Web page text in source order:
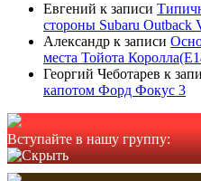
Евгений к записи
стороны Subaru Outback
Александр к записи
места Тойота
Георгий Чеботарев к
капотом Форд Фокус 3
Вступайте в нашу группу: